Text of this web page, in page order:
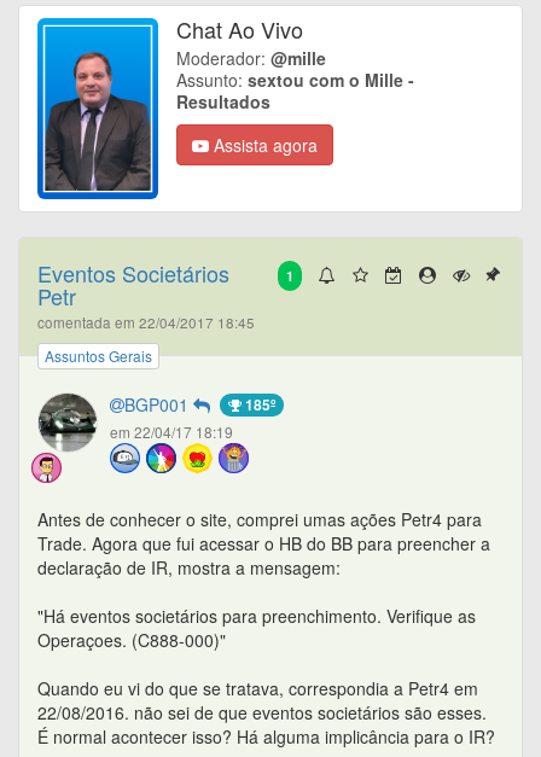
Chat Ao Vivo
Moderador: @mille
Assunto: sextou com o Mille -
Resultados
Assista agora
1
Eventos Societários
Petr
comentada em 22/04/2017 18:45
Assuntos Gerais
BGP001 185º
em 22/04/17 18:19
Antes de conhecer o site, comprei umas ações Petr4 para
Trade. Agora que fui acessar o HB do BB para preencher a
declaração de IR, mostra a mensagem:
"Há eventos societários para preenchimento. Verifique as
Operaçoes. (C888-000)"
Quando eu vi do que se tratava, correspondia a Petr4 em
22/08/2016. não sei de que eventos societários são esses.
É normal acontecer isso? Há alguma implicância para o IR?